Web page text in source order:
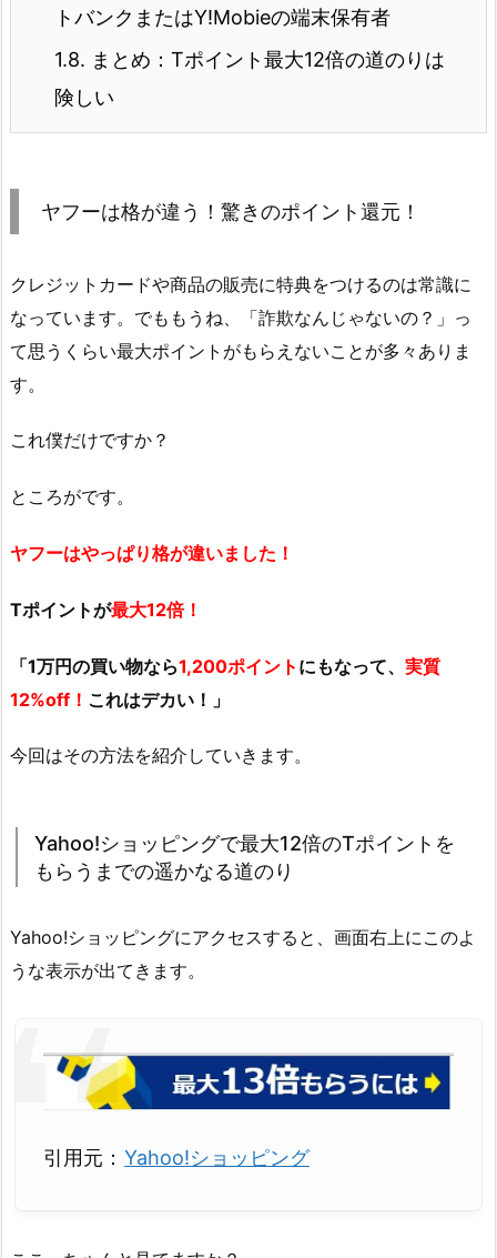
トバンクまたはY!Mobieの端末保有者
1.8. まとめ：Tポイント最大12倍の道のりは
険しい
ヤフーは格が違う！驚きのポイント還元！
クレジットカードや商品の販売に特典をつけるのは常識に
なっています。でももうね、「詐欺なんじゃないの？」っ
て思うくらい最大ポイントがもらえないことが多々ありま
す。
これ僕だけですか？
ところがです。
ヤフーはやっぱり格が違いました！
Tポイントが最大12倍！
「1万円の買い物なら1,200ポイント にもなって、 実質
12%off！ これはデカい！」
今回はその方法を紹介していきます。
Yahoo!ショッピングで最大12倍のTポイントを
もらうまでの遥かなる道のり
Yahoo!ショッピングにアクセスすると、画面右上にこのよ
うな表示が出てきます。
引用元： Yahoo!ショッピング